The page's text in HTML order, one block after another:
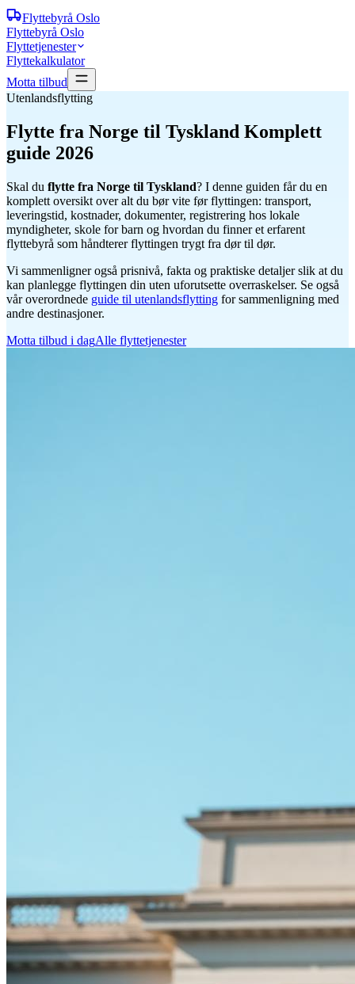
Flyttebyrå Oslo
Flyttebyrå Oslo
Flyttetjenester
Flyttekalkulator
Motta tilbud
Utenlandsflytting
Flytte fra Norge til Tyskland Komplett
guide 2026
Skal du flytte fra Norge til Tyskland? I denne guiden får du en
komplett oversikt over alt du bør vite før flyttingen: transport,
leveringstid, kostnader, dokumenter, registrering hos lokale
myndigheter, skole for barn og hvordan du finner et erfarent
flyttebyrå som håndterer flyttingen trygt fra dør til dør.
Vi sammenligner også prisnivå, fakta og praktiske detaljer slik at du
kan planlegge flyttingen din uten uforutsette overraskelser. Se også
vår overordnede guide til utenlandsflytting for sammenligning med
andre destinasjoner.
Motta tilbud i dagAlle flyttetjenester